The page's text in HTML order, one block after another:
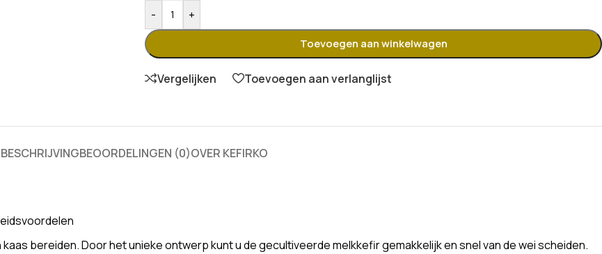
- +
Toevoegen aan winkelwagen
Vergelijken Toevoegen aan verlanglijst
BESCHRIJVINGBEOORDELINGEN (0)OVER KEFIRKO
bereiden. Door het unieke ontwerp kunt u de gecultiveerde melkkefir gemakkelijk en snel van de wei scheiden.